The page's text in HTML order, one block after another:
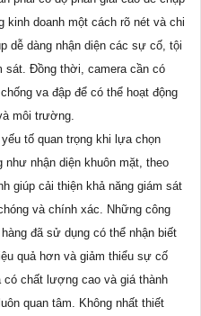
kinh doanh một cách rõ nét và chi
dễ dàng nhận diện các sự cố, tội
sát. Đồng thời, camera cần có
va đập để có thể hoạt động
môi trường.
tố quan trọng khi lựa chọn
nhận diện khuôn mặt, theo
giúp cải thiện khả năng giám sát
và chính xác. Những công
đã sử dụng có thể nhận biết
quả hơn và giảm thiểu sự cố
có chất lượng cao và giá thành
quan tâm. Không nhất thiết